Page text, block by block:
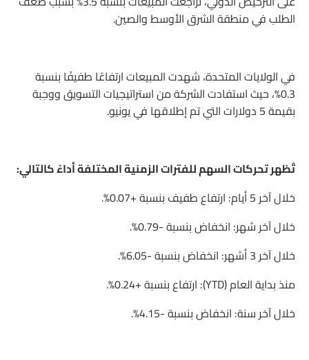
الطلب في منطقة الشرق الأوسط والصين.
في الولايات المتحدة، شهدت المبيعات ارتفاعًا طفيفًا بنسبة
0.3%، حيث استفادت الشركة من استراتيجيات التسويق ووجبة
بقيمة 5 دولارات التي تم إطلاقها في يونيو.
تُظهر تحركات السهم للفترات الزمنية المختلفة أداءً كالتالي:
خلال آخر 5 أيام: ارتفاع طفيف بنسبة +0.07%.
خلال آخر شهر: انخفاض بنسبة -0.79%.
خلال آخر 3 أشهر: انخفاض بنسبة -6.05%.
منذ بداية العام (YTD): ارتفاع بنسبة +0.24%.
خلال آخر سنة: انخفاض بنسبة -4.15%.